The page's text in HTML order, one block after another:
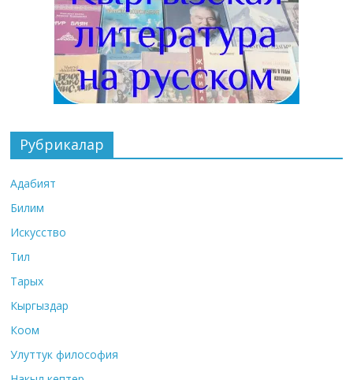
Рубрикалар
Адабият
Билим
Искусство
Тил
Тарых
Кыргыздар
Коом
Улуттук философия